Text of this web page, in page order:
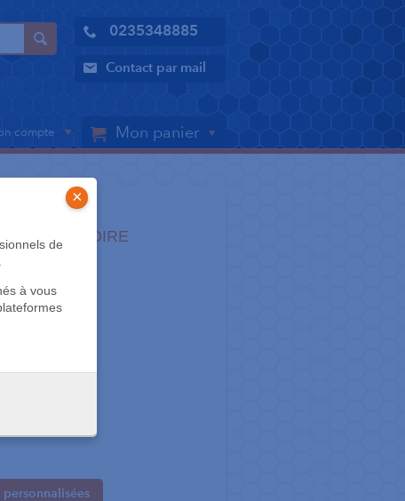
0235348885
Contact par mail
compte Mon panier
de
à vous
×
LABORATOIRE
de